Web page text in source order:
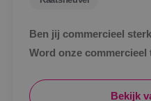
Ben jij commercieel
Word onze
Bekijk